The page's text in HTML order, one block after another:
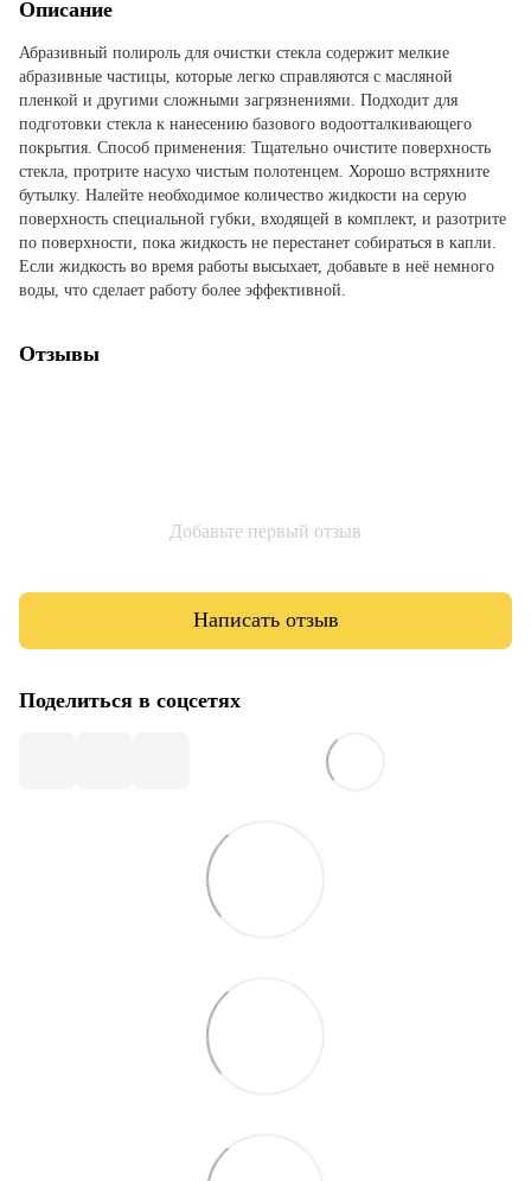
Описание
Абразивный полироль для очистки стекла содержит мелкие
абразивные частицы, которые легко справляются с масляной
пленкой и другими сложными загрязнениями. Подходит для
подготовки стекла к нанесению базового водоотталкивающего
покрытия. Способ применения: Тщательно очистите поверхность
стекла, протрите насухо чистым полотенцем. Хорошо встряхните
бутылку. Налейте необходимое количество жидкости на серую
поверхность специальной губки, входящей в комплект, и разотрите
по поверхности, пока жидкость не перестанет собираться в капли.
Если жидкость во время работы высыхает, добавьте в неё немного
воды, что сделает работу более эффективной.
Отзывы
Добавьте первый отзыв
Написать отзыв
Поделиться в соцсетях